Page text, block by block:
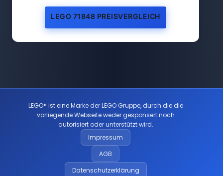
LEGO 71848 PREISVERGLEICH
LEGO® ist eine Marke der LEGO Gruppe, durch die die
vorliegende Webseite weder gesponsert noch
autorisiert oder unterstützt wird.
Impressum
AGB
Datenschutzerklärung